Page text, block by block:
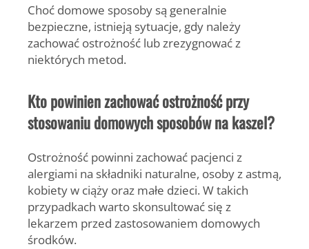
Choć domowe sposoby są generalnie
bezpieczne, istnieją sytuacje, gdy należy
zachować ostrożność lub zrezygnować z
niektórych metod.
Kto powinien zachować ostrożność przy
stosowaniu domowych sposobów na kaszel?
Ostrożność powinni zachować pacjenci z
alergiami na składniki naturalne, osoby z astmą,
kobiety w ciąży oraz małe dzieci. W takich
przypadkach warto skonsultować się z
lekarzem przed zastosowaniem domowych
środków.